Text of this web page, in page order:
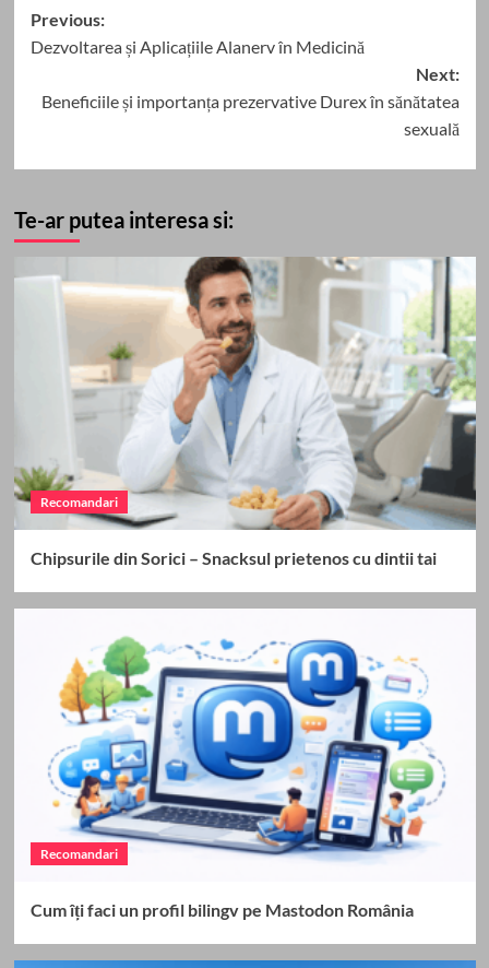
Post
navigation
Previous:
Dezvoltarea și Aplicațiile Alanerv în Medicină
Next:
Beneficiile și importanța prezervative Durex în sănătatea
sexuală
Te-ar putea interesa si:
Recomandari
Chipsurile din Sorici – Snacksul prietenos cu dintii tai
Recomandari
Cum îți faci un profil bilingv pe Mastodon România